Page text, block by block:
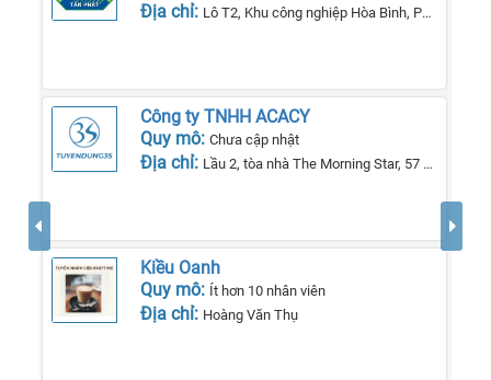
Địa chỉ: Lô T2, Khu công nghiệp Hòa Bình, Phường Lê Lợi, Tp Kon Tum, Tỉnh Kon Tum
Công ty TNHH ACACY
Quy mô:Chưa cập nhật
Địa chỉ: Lầu 2, tòa nhà The Morning Star, 57 QL13, phường 26, quận Bình Thạnh, TP Hồ Chí Minh.
Kiều Oanh
Quy mô: Ít hơn 10 nhân viên
Địa chỉ: Hoàng Văn Thụ